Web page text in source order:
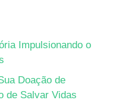
Impulsionando o
Doação de
de Salvar Vidas